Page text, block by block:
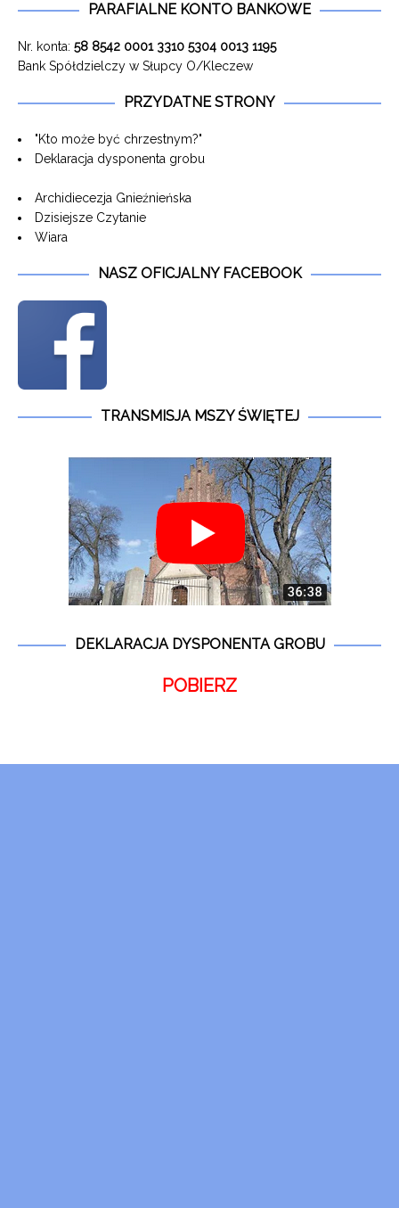
PARAFIALNE KONTO BANKOWE
Nr. konta: 58 8542 0001 3310 5304 0013 1195
Bank Spółdzielczy w Słupcy O/Kleczew
PRZYDATNE STRONY
"Kto może być chrzestnym?"
Deklaracja dysponenta grobu
Archidiecezja Gnieźnieńska
Dzisiejsze Czytanie
Wiara
NASZ OFICJALNY FACEBOOK
TRANSMISJA MSZY ŚWIĘTEJ
DEKLARACJA DYSPONENTA GROBU
POBIERZ